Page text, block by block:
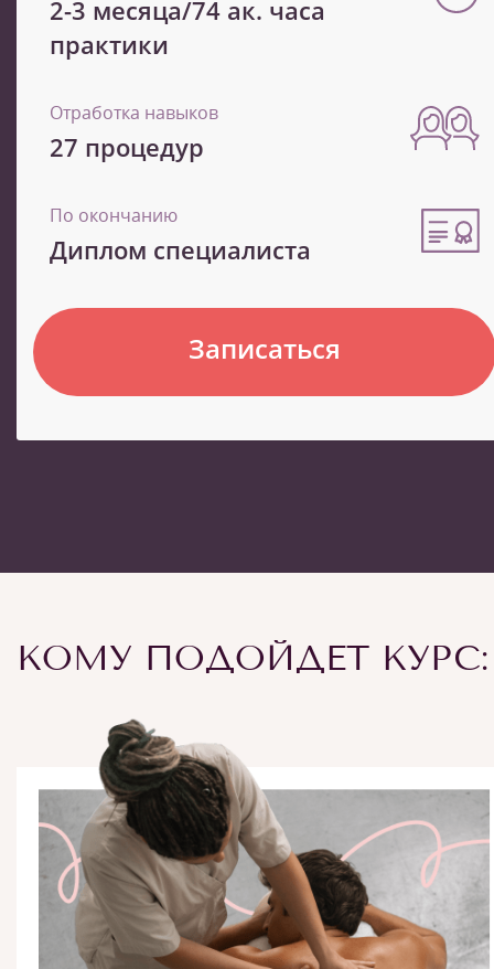
2-3 месяца/74 ак. часа
практики
Отработка навыков
27 процедур
По окончанию
Диплом специалиста
Записаться
КОМУ ПОДОЙДЕТ КУРС: